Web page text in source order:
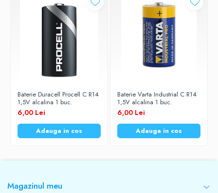
Baterie Duracell Procell C R14
1,5V alcalina 1 buc.
6,00 Lei
Adauga in cos
Baterie Varta Industrial C R14
1,5V alcalina 1 buc.
6,00 Lei
Adauga in cos
Magazinul meu